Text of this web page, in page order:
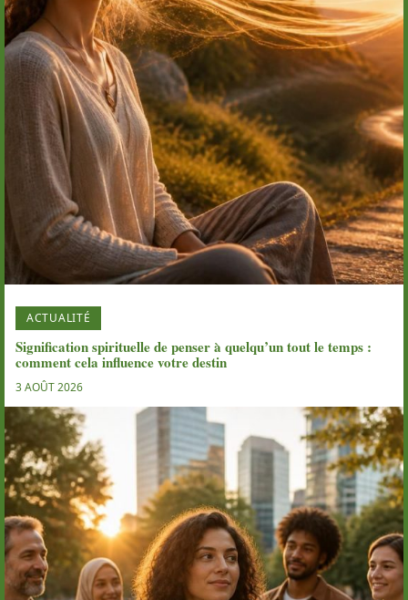
ACTUALITÉ
Signification spirituelle de penser à quelqu’un tout le temps :
comment cela influence votre destin
3 AOÛT 2026